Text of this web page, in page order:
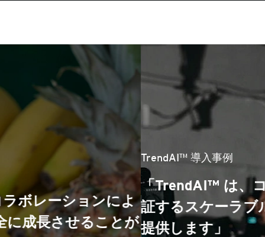
TrendAI™ 導入事例
「TrendAI™ は、コンテンツの安全を保
証するスケーラブルなソリューションを
提供します」